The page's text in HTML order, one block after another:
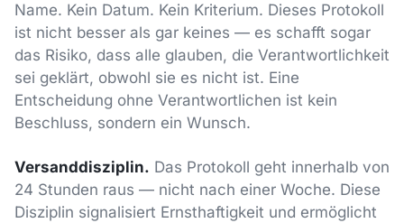
Name. Kein Datum. Kein Kriterium. Dieses Protokoll
ist nicht besser als gar keines — es schafft sogar
das Risiko, dass alle glauben, die Verantwortlichkeit
sei geklärt, obwohl sie es nicht ist. Eine
Entscheidung ohne Verantwortlichen ist kein
Beschluss, sondern ein Wunsch.
Versanddisziplin. Das Protokoll geht innerhalb von
24 Stunden raus — nicht nach einer Woche. Diese
Disziplin signalisiert Ernsthaftigkeit und ermöglicht